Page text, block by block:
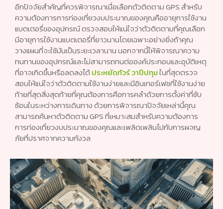
อีกปัจจัยสำคัญที่ควรพิจารณาเมื่อเลือกตัวติดตาม GPS สำหรับ
ความต้องการการท่องเที่ยวงบประมาณของคุณคืออายุการใช้งาน
แบตเตอรี่ของอุปกรณ์ ตรวจสอบให้แน่ใจว่าตัวติดตามที่คุณเลือก
มีอายุการใช้งานแบตเตอรี่ที่ยาวนานโดยเฉพาะอย่างยิ่งถ้าคุณ
วางแผนที่จะใช้มันเป็นระยะเวลานาน นอกจากนี้ให้พิจารณาความ
ทนทานของอุปกรณ์และไม่สามารถทนต่อองค์ประกอบและอุบัติเหตุ
ที่อาจเกิดขึ้นหรือลดลงได้ประหยัดทัวร์ วาปีปทุมในที่สุดตรวจ
สอบให้แน่ใจว่าตัวติดตามใช้งานง่ายและมีอินเทอร์เฟซที่ใช้งานง่าย
ท้ายที่สุดสิ่งสุดท้ายที่คุณต้องการคือการคลำด้วยการตั้งค่าที่ซับ
ซ้อนในระหว่างการเดินทาง ด้วยการพิจารณาปัจจัยเหล่านี้คุณ
สามารถค้นหาตัวติดตาม GPS ที่เหมาะสมสำหรับความต้องการ
การท่องเที่ยวงบประมาณของคุณและเพลิดเพลินไปกับการผจญ
ภัยที่ปราศจากความกังวล